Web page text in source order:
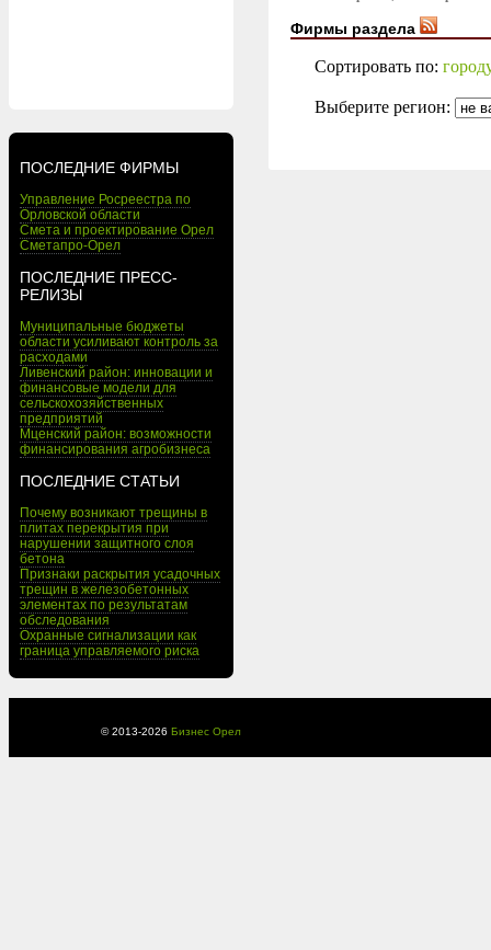
ПОСЛЕДНИЕ ФИРМЫ
Управление Росреестра по
Орловской области
Смета и проектирование Орел
Сметапро-Орел
ПОСЛЕДНИЕ ПРЕСС-
РЕЛИЗЫ
Муниципальные бюджеты
области усиливают контроль за
расходами
Ливенский район: инновации и
финансовые модели для
сельскохозяйственных
предприятий
Мценский район: возможности
финансирования агробизнеса
ПОСЛЕДНИЕ СТАТЬИ
Почему возникают трещины в
плитах перекрытия при
нарушении защитного слоя
бетона
Признаки раскрытия усадочных
трещин в железобетонных
элементах по результатам
обследования
Охранные сигнализации как
граница управляемого риска
Фирмы раздела
Сортировать по:
Выберите регион:
© 2013-2026 Бизнес Орел